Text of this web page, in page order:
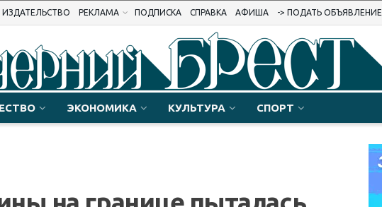
ИЗДАТЕЛЬСТВО РЕКЛАМА ПОДПИСКА СПРАВКА АФИША -> ПОДАТЬ ОБЪЯВЛЕНИЕ
ЭКОНОМИКА КУЛЬТУРА СПОРТ